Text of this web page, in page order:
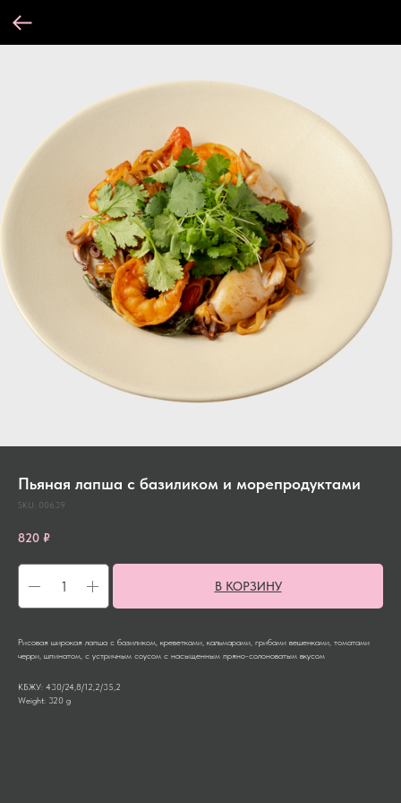
Пьяная лапша с базиликом и морепродуктами
SKU: 00639
820 ₽
В КОРЗИНУ
Рисовая широкая лапша с базиликом, креветками, кальмарами, грибами вешенками, томатами
черри, шпинатом, с устричным соусом с насыщенным пряно-солоноватым вкусом
КБЖУ: 430/24,8/12,2/35,2
Weight: 320 g